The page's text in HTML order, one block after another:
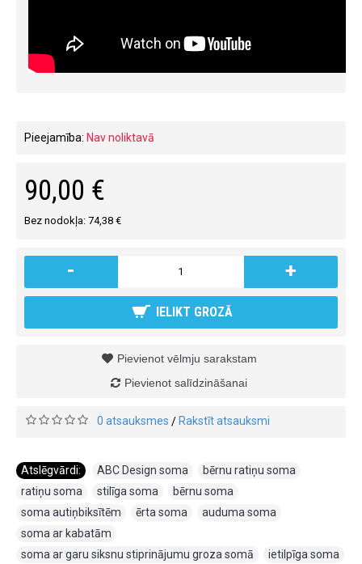
Pieejamība: Nav noliktavā
90,00 €
Bez nodokļa: 74,38 €
- +
IELIKT GROZĀ
Pievienot vēlmju sarakstam
Pievienot salīdzināšanai
0 atsauksmes / Rakstīt atsauksmi
Atslēgvārdi: ABC Design soma bērnu ratiņu soma
ratiņu soma
stilīga soma bērnu soma
soma autiņbiksītēm
ērta soma auduma soma
soma ar kabatām
soma ar garu siksnu stiprinājumu groza somā
ietilpīga soma